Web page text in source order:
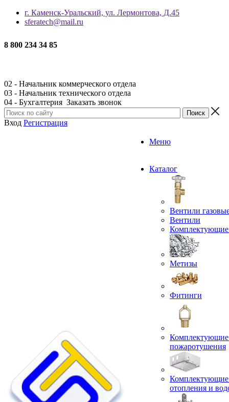
г. Каменск-Уральский, ул. Лермонтова, Д.45
sferatech@mail.ru
8 800 234 34 85
02 - Начальник коммерческого отдела
03 - Начальник технического отдела
04 - Бухгалтерия Заказать звонок
Вход Регистрация
Меню
Каталог
Вентили
Вентили
Комплектующие
Метизы
Фитинги
Комплектующие
пожаротушения
Комплектующие
отопления и